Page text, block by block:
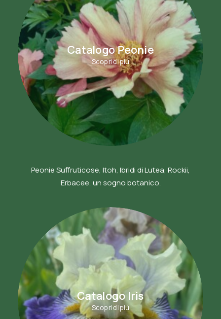
Catalogo Peonie
Scopri di più
Peonie Suffruticose, Itoh, Ibridi di Lutea, Rockii,
Erbacee, un sogno botanico.
Catalogo Iris
Scopri di più